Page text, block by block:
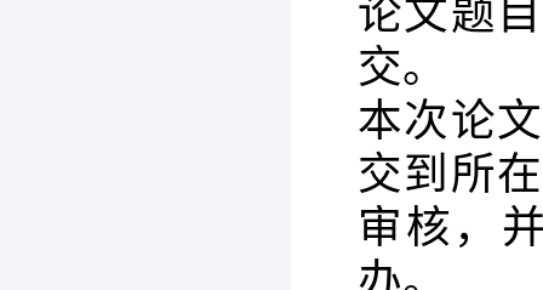
论文题
交。
本次论
交到所
审核，